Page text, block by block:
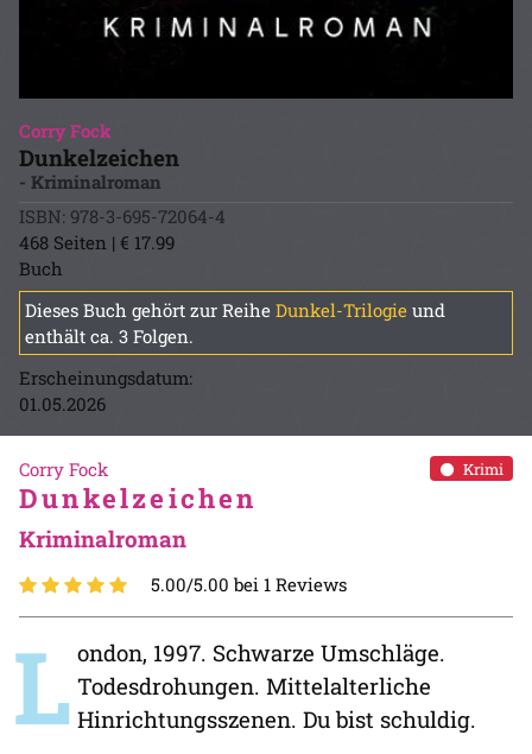
Corry Fock
Dunkelzeichen
- Kriminalroman
ISBN: 978-3-695-72064-4
468 Seiten | € 17.99
Buch
Dieses Buch gehört zur Reihe Dunkel-Trilogie und
enthält ca. 3 Folgen.
Erscheinungsdatum:
01.05.2026
Krimi
Corry Fock
Dunkelzeichen
Kriminalroman
5.00/5.00 bei 1 Reviews
L ondon, 1997. Schwarze Umschläge.
Todesdrohungen. Mittelalterliche
Hinrichtungsszenen. Du bist schuldig.